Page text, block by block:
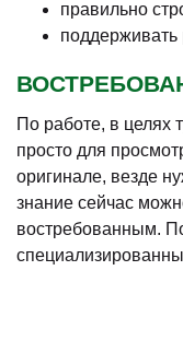
правильно
поддерживать
По работе, в целях
просто для
оригинале, везде
знание сейчас
востребованным.